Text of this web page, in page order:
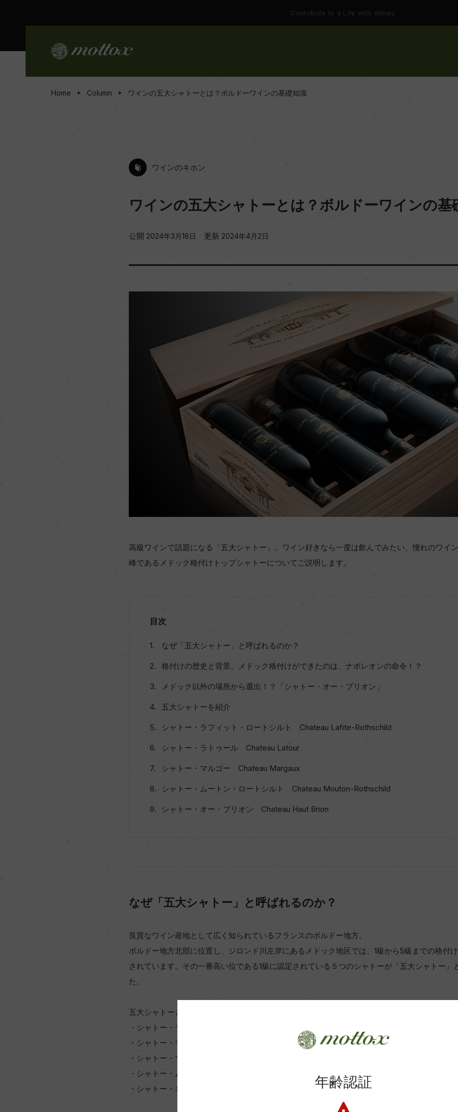
Contribute to a Life with Wines.
Home Column ワインの五大シャトーとは？ボルドーワインの基礎知識
ワインのキホン
ワインの五大シャトーとは？ボルドーワインの基
公開 2024年3月18日 更新 2024年4月2日
高級ワインで話題になる「五大シャトー」。ワイン好きなら一度は飲んでみたい、憧れのワイ
峰であるメドック格付けトップシャトーについてご説明します。
目次
なぜ「五大シャトー」と呼ばれるのか？
格付けの歴史と背景。メドック格付けができたのは、ナポレオンの命令！？
メドック以外の場所から選出！？「シャトー・オー・ブリオン」
五大シャトーを紹介
シャトー・ラフィット・ロートシルト Chateau Lafite-Rothschild
シャトー・ラトゥール Chateau Latour
シャトー・マルゴー Chateau Margaux
シャトー・ムートン・ロートシルト Chateau Mouton-Rothschild
シャトー・オー・ブリオン Chateau Haut Brion
なぜ「五大シャトー」と呼ばれるのか？
良質なワイン産地として広く知られているフランスのボルドー地方。
ボルドー地方北部に位置し、ジロンド川左岸にあるメドック地区では、1級から5級までの格付
されています。その一番高い位である1級に認定されている５つのシャトーが「五大シャトー」
た。
五大シャトーとは、
・シャトー・ラフィット・ロートシルト（Chateau Lafite-Rothschild）
・シャトー・ラトゥール（Chateau Latour）
・シャトー・マルゴー（Chateau Margaux）
・シャトー・ムートン・ロートシルト（Chateau Mouton-Rothschild）
・シャトー・オー・ブリオン（Chateau Haut Brion）
年齢認証